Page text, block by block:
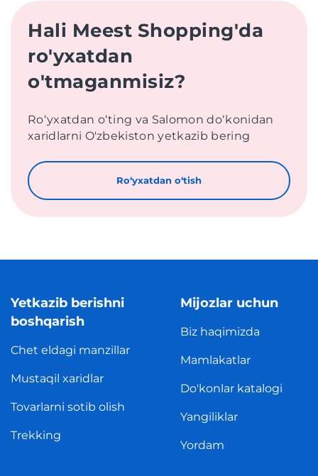
Hali Meest Shopping'da
ro'yxatdan
o'tmaganmisiz?
Roʻyxatdan oʻting va Salomon doʻkonidan
xaridlarni O'zbekiston yetkazib bering
Roʻyxatdan oʻtish
Yetkazib berishni
boshqarish
Chet eldagi manzillar
Mustaqil xaridlar
Tovarlarni sotib olish
Trekking
Mijozlar uchun
Biz haqimizda
Mamlakatlar
Do'konlar katalogi
Yangiliklar
Yordam